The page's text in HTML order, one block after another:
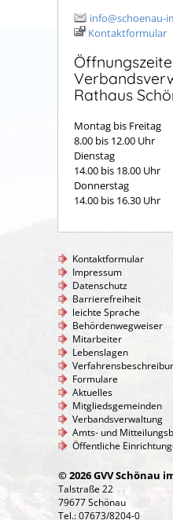
info@schoenau-
Kontaktformular
Rathaus
Montag bis Freitag
8.00 bis 12.00 Uhr
Dienstag
14.00 bis 18.00 Uhr
Donnerstag
14.00 bis 16.30 Uhr
Kontaktformular
Impressum
Datenschutz
Barrierefreiheit
leichte Sprache
Behördenwegweiser
Mitarbeiter
Lebenslagen
Formulare
Aktuelles
Mitgliedsgemeinden
Verbandsverwaltung
Amts- und
Öffentliche
© 2026 GVV Schönau
Talstraße 22
79677 Schönau
Tel.: 07673/8204-0